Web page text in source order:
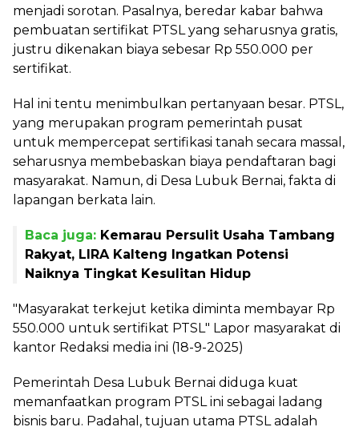
menjadi sorotan. Pasalnya, beredar kabar bahwa
pembuatan sertifikat PTSL yang seharusnya gratis,
justru dikenakan biaya sebesar Rp 550.000 per
sertifikat.
Hal ini tentu menimbulkan pertanyaan besar. PTSL,
yang merupakan program pemerintah pusat
untuk mempercepat sertifikasi tanah secara massal,
seharusnya membebaskan biaya pendaftaran bagi
masyarakat. Namun, di Desa Lubuk Bernai, fakta di
lapangan berkata lain.
Baca juga: Kemarau Persulit Usaha Tambang
Rakyat, LIRA Kalteng Ingatkan Potensi
Naiknya Tingkat Kesulitan Hidup
"Masyarakat terkejut ketika diminta membayar Rp
550.000 untuk sertifikat PTSL" Lapor masyarakat di
kantor Redaksi media ini (18-9-2025)
Pemerintah Desa Lubuk Bernai diduga kuat
memanfaatkan program PTSL ini sebagai ladang
bisnis baru. Padahal, tujuan utama PTSL adalah